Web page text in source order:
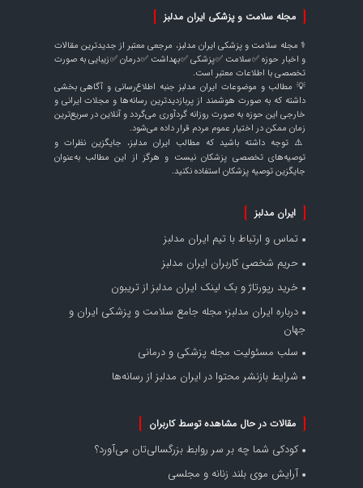
مجله سلامت و پزشکی ایران مدلبز
⚕️ مجله سلامت و پزشکی ایران مدلبز، مرجعی معتبر از جدیدترین مقالات
و اخبار حوزه ✅سلامت ✅پزشکی ✅بهداشت ✅درمان ✅زیبایی به صورت
تخصصی با اطلاعات معتبر است.
💡 مطالب و موضوعات ایران مدلبز جنبه اطلاع‌رسانی و آگاهی بخشی
داشته که به صورت هوشمند از پربازدیدترین رسانه‌ها و مجلات ایرانی و
خارجی این حوزه به صورت روزانه گردآوری می‌گردد و آنلاین در سریع‌ترین
زمان ممکن در اختیار عموم مردم قرار داده می‌شود.
⚠️ توجه داشته باشید که مطالب ایران مدلبز، جایگزین نظرات و
توصیه‌های تخصصی پزشکان نیست و هرگز از این مطالب به‌عنوان
جایگزین توصیه پزشکان استفاده نکنید.
ایران مدلبز
تماس و ارتباط با تیم ایران مدلبز
حریم شخصی کاربران ایران مدلبز
خرید رپورتاژ و بک لینک ایران مدلبز از تریبون
درباره ایران مدلبز؛ مجله جامع سلامت و پزشکی ایران و
جهان
سلب مسئولیت مجله پزشکی و درمانی
شرایط بازنشر محتوا در ایران مدلبز از رسانه‌ها
مقالات در حال مشاهده توسط کاربران
کودکی شما چه بر سر روابط بزرگسالی‌تان می‌آورد؟
آرایش موی بلند زنانه و مجلسی